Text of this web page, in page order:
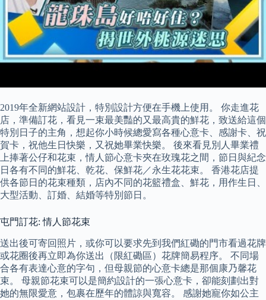
2019年全新網站設計，特別設計方便在手機上使用。 你走進花
店，準備訂花，看見一束最美豔的又最高貴的鮮花，致送給這個
特別日子的主角，想起你小時候總愛寫各種心意卡、感謝卡、祝
賀卡，祝他生日快樂，又祝她畢業快樂。 後來看見別人畢業禮
上捧著公仔和花束，情人節心意卡夾在玫瑰花之間，節日與紀念
日各有不同的鮮花、乾花、保鮮花／永生花花束。 香港花店提
供各節日的花束種類，店內不同的花籃禮盒、鮮花，用作生日、
大型活動、訂婚、結婚等特別節日。
屯門訂花: 情人節花束
送出後可寄回照片，或你可以要求先到我們紅磡的門市看過花牌
或花圈後再立即為你送出（限紅磡區）花牌簡易程序。 不同場
合各有表達心意的字句，但母親節的心意卡總是那個康乃馨花
束。 母親節花束可以是簡約設計的一張心意卡，卻能刻劃出對
她的無限愛意，包裹在歷年的體諒與寬容。 感謝她寵你如公主